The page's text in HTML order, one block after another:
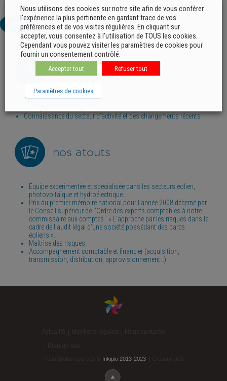
Accueil
vos enjeux
Conformité face aux réglementations
Connaissance du secteur d’activité et des changements récents
nos atouts
Équipe expérimentée et spécialisée dans les secteurs éolien,
photovoltaïque et hydroélectrique.
Prix du premier mémoire national pour l’année 2008 décerné par
le Conseil supérieur de l'Ordre des experts-comptables à notre
commissaire aux comptes : « L’approche par les risques dans le
cadre de l’audit légal d’une société possédant des parcs
éoliens ».
Maîtrise des risques
Accompagnement comptable et financier (acquisition,
transmission, distribution, approvisionnement…)
Inkipio 2013-2023
Nous utilisons des cookies sur notre site afin de vous conférer
l'expérience la plus pertinente en gardant trace de vos
préférences et de vos visites régulières. En cliquant sur
accepter, vous consentez à l'utilisation de TOUS les cookies.
Cependant vous pouvez visiter les paramètres de cookies pour
fournir un consentement contrôlé.
Accepter tout Refuser tout
Paramètres de cookies